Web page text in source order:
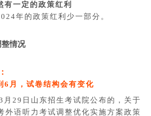
有一定的政策红利
年的政策红利少一部分。
情况
6月，试卷结构会有变化
月29日山东招生考试院公布的，关于
外语听力考试调整优化实施方案政策